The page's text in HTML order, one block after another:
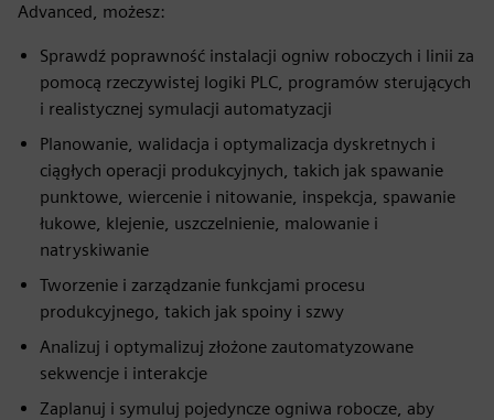
Advanced, możesz:
Sprawdź poprawność instalacji ogniw roboczych i linii za
pomocą rzeczywistej logiki PLC, programów sterujących
i realistycznej symulacji automatyzacji
Planowanie, walidacja i optymalizacja dyskretnych i
ciągłych operacji produkcyjnych, takich jak spawanie
punktowe, wiercenie i nitowanie, inspekcja, spawanie
łukowe, klejenie, uszczelnienie, malowanie i
natryskiwanie
Tworzenie i zarządzanie funkcjami procesu
produkcyjnego, takich jak spoiny i szwy
Analizuj i optymalizuj złożone zautomatyzowane
sekwencje i interakcje
Zaplanuj i symuluj pojedyncze ogniwa robocze, aby